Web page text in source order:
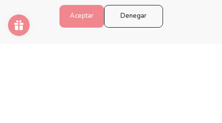
Programa de fidelización
Aceptar Denegar